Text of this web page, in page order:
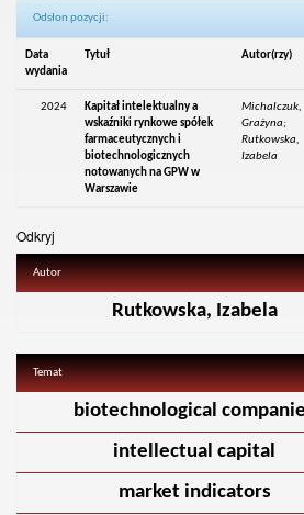
Odsłon pozycji:
Data
wydania
Tytuł Autor(rzy)
2024
Kapitał intelektualny a
wskaźniki rynkowe spółek
farmaceutycznych i
biotechnologicznych
notowanych na GPW w
Warszawie
Michalczuk,
Grażyna;
Rutkowska,
Izabela
Odkryj
Autor
Rutkowska, Izabela
Temat
biotechnological
intellectual capital
market indicators